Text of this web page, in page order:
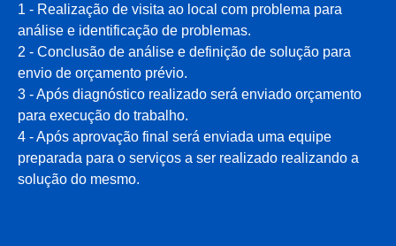
1 - Realização de visita ao local com problema para
análise e identificação de problemas.
2 - Conclusão de análise e definição de solução para
envio de orçamento prévio.
3 - Após diagnóstico realizado será enviado orçamento
para execução do trabalho.
4 - Após aprovação final será enviada uma equipe
preparada para o serviços a ser realizado realizando a
solução do mesmo.